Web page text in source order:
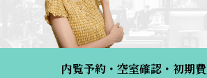
内覧予約・空室確認・初期